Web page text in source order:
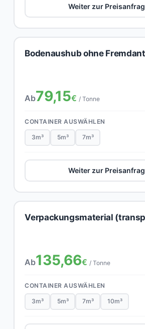
Weiter zur
Bodenaushub ohne
Ab79,15€ / Tonne
CONTAINER AUSWÄHLEN
3m³ 5m³ 7m³
Weiter zur
Verpackungsmaterial
Ab135,66€ / Tonne
CONTAINER AUSWÄHLEN
3m³ 5m³ 7m³ 10m³